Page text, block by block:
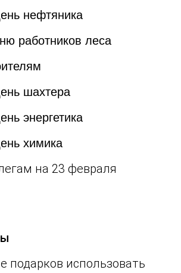
нефтяника
работников леса
шахтера
энергетика
химика
на 23 февраля
подарков использовать